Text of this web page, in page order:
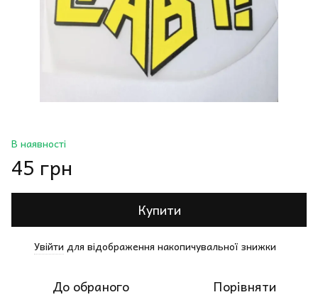
В наявності
45 грн
Купити
Увійти для відображення накопичувальної знижки
До обраного Порівняти